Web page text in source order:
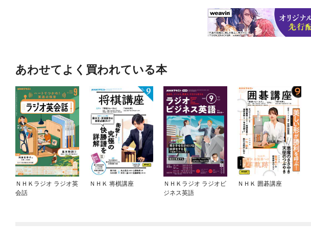
あわせてよく買われている本
ＮＨＫラジオ ラジオ英
会話
ＮＨＫ 将棋講座
ＮＨＫラジオ ラジオビ
ジネス英語
ＮＨＫ 囲碁講座